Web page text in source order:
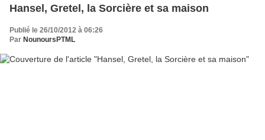
Hansel, Gretel, la Sorcière et sa maison
Publié le 26/10/2012 à 06:26
Par NounoursPTML